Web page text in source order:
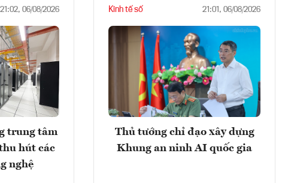
21:02, 06/08/2026
trung tâm
hút các
nghệ
Kinh tế số 21:01, 06/08/2026
Thủ tướng chỉ đạo xây dựng
Khung an ninh AI quốc gia